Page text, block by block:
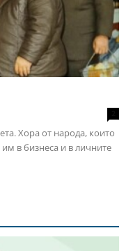
Хора от народа, които
в бизнеса и в личните